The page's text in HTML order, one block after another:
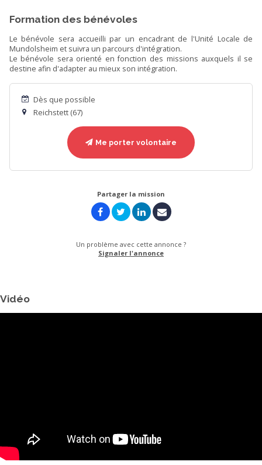
Formation des bénévoles
Le bénévole sera accueilli par un encadrant de l'Unité Locale de
Mundolsheim et suivra un parcours d'intégration.
Le bénévole sera orienté en fonction des missions auxquels il se
destine afin d'adapter au mieux son intégration.
Dès que possible
Reichstett (67)
Me porter volontaire
Partager la mission
Un problème avec cette annonce ?
Signaler l'annonce
Vidéo